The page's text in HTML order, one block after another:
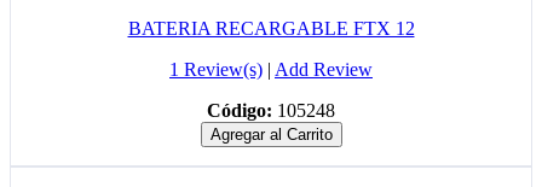
BATERIA RECARGABLE FTX 12
1 Review(s) | Add Review
Código: 105248
Agregar al Carrito